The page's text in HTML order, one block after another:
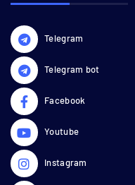
Telegram
Telegram bot
Facebook
Youtube
Instagram